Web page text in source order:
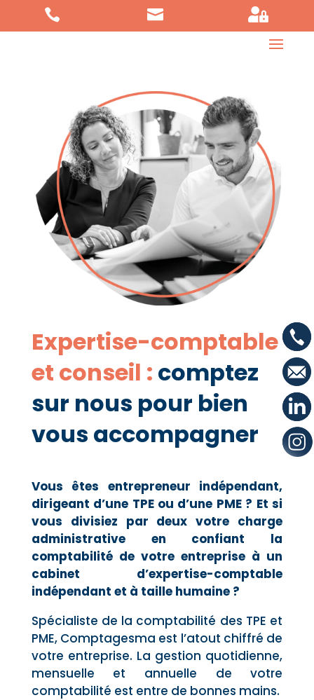
  
Expertise-comptable
et conseil : comptez
sur nous pour bien
vous accompagner
Vous êtes entrepreneur indépendant,
dirigeant d’une TPE ou d’une PME ? Et si
vous divisiez par deux votre charge
administrative en confiant la
comptabilité de votre entreprise à un
cabinet d’expertise-comptable
indépendant et à taille humaine ?
Spécialiste de la comptabilité des TPE et
PME, Comptagesma est l’atout chiffré de
votre entreprise. La gestion quotidienne,
mensuelle et annuelle de votre
comptabilité est entre de bonnes mains.